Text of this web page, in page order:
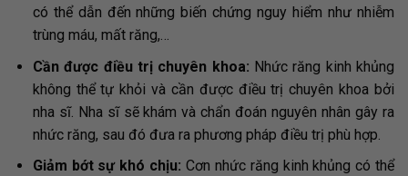
có thể dẫn đến những biến chứng nguy hiểm như nhiễm
trùng máu, mất răng,…
Cần được điều trị chuyên khoa: Nhức răng kinh khủng
không thể tự khỏi và cần được điều trị chuyên khoa bởi
nha sĩ. Nha sĩ sẽ khám và chẩn đoán nguyên nhân gây ra
nhức răng, sau đó đưa ra phương pháp điều trị phù hợp.
Giảm bớt sự khó chịu: Cơn nhức răng kinh khủng có thể